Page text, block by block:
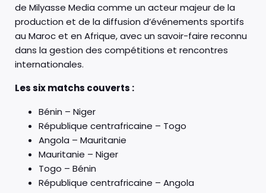
de Milyasse Media comme un acteur majeur de la
production et de la diffusion d’événements sportifs
au Maroc et en Afrique, avec un savoir-faire reconnu
dans la gestion des compétitions et rencontres
internationales.
Les six matchs couverts :
Bénin – Niger
République centrafricaine – Togo
Angola – Mauritanie
Mauritanie – Niger
Togo – Bénin
République centrafricaine – Angola